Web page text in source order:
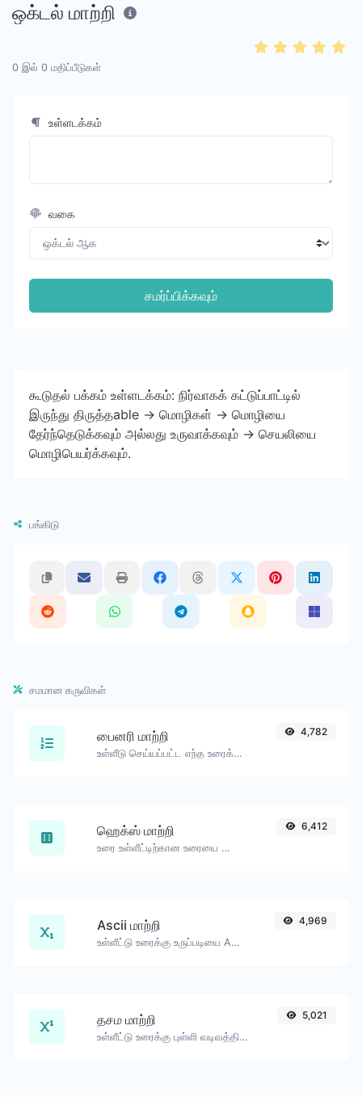
ஒக்டல் மாற்றி
0 இல் 0 மதிப்பீடுகள்
உள்ளடக்கம்
வகை
சமர்ப்பிக்கவும்
கூடுதல் பக்கம் உள்ளடக்கம்: நிர்வாகக் கட்டுப்பாட்டில்
இருந்து திருத்தable -> மொழிகள் -> மொழியை
தேர்ந்தெடுக்கவும் அல்லது உருவாக்கவும் -> செயலியை
மொழிபெயர்க்கவும்.
பங்கிடு
சமமான கருவிகள்
பைனரி மாற்றி
உள்ளீடு செய்யப்பட்ட எந்த உரைக்கு உருப்படியை பைனரியாக மாற்றவும் மற்றும் மற்ற வழியாகவும்.
4,782
ஹெக்ஸ் மாற்றி
உரை உள்ளீட்டிற்கான உரையை ஹெக்சாடெசிமல் ஆக மாற்றவும் மற்றும் மற்ற வழியாகவும்.
6,412
Ascii மாற்றி
உள்ளீட்டு உரைக்கு உருப்படியை ASCII ஆக மாற்றவும் மற்றும் மற்ற வழியாகவும்.
4,969
தசம மாற்றி
உள்ளீட்டு உரைக்கு புள்ளி வடிவத்திற்கு மாற்றவும் மற்றும் மற்ற வழியாகவும்.
5,021